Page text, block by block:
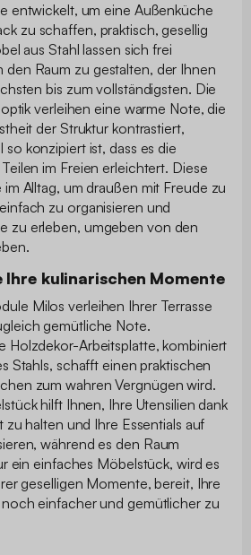
entwickelt, um eine Außenküche
zu schaffen, praktisch, gesellig
aus Stahl lassen sich frei
den Raum zu gestalten, der Ihnen
bis zum vollständigsten. Die
verleihen eine warme Note, die
der Struktur kontrastiert,
konzipiert ist, dass es die
im Freien erleichtert. Diese
Alltag, um draußen mit Freude zu
zu organisieren und
zu erleben, umgeben von den
Ihre kulinarischen Momente
Milos verleihen Ihrer Terrasse
gemütliche Note.
Holzdekor-Arbeitsplatte, kombiniert
Stahls, schafft einen praktischen
zum wahren Vergnügen wird.
hilft Ihnen, Ihre Utensilien dank
zu halten und Ihre Essentials auf
während es den Raum
ein einfaches Möbelstück, wird es
geselligen Momente, bereit, Ihre
einfacher und gemütlicher zu